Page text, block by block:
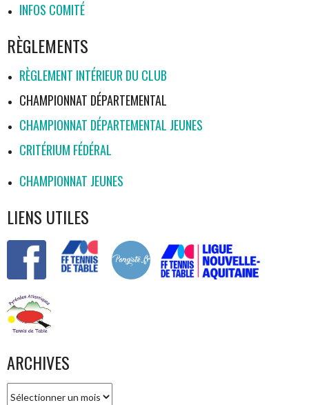
INFOS COMITÉ
RÈGLEMENTS
RÈGLEMENT INTÉRIEUR DU CLUB
CHAMPIONNAT DÉPARTEMENTAL
CHAMPIONNAT DÉPARTEMENTAL JEUNES
CRITÉRIUM FÉDÉRAL
CHAMPIONNAT JEUNES
LIENS UTILES
ARCHIVES